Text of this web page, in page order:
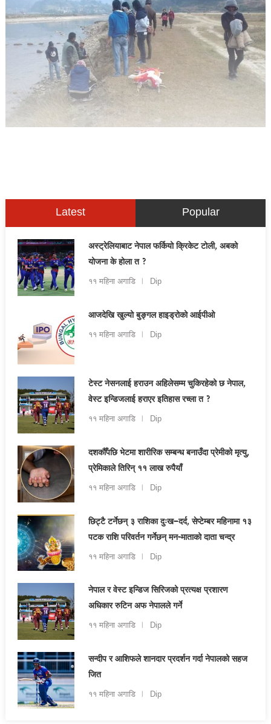
Latest Popular
अस्ट्रेलियाबाट नेपाल फर्कियो क्रिकेट टोली, अबको
योजना के होला त ?
११ महिना अगाडि Dip
आजदेखि खुल्यो बुङ्गल हाइड्रोको आईपीओ
११ महिना अगाडि Dip
टेस्ट नेसनलाई हराउन अहिलेसम्म चुकिरहेको छ नेपाल,
वेस्ट इन्डिजलाई हराएर इतिहास रच्ला त ?
११ महिना अगाडि Dip
दशकौँपछि भेटमा शारीरिक सम्बन्ध बनाउँदा प्रेमीको मृत्यु,
प्रेमिकाले तिरिन् ११ लाख रुपैयाँ
११ महिना अगाडि Dip
छिट्टै टर्नेछन् ३ राशिका दुःख–दर्द, सेप्टेम्बर महिनामा १३
पटक राशि परिवर्तन गर्नेछन् मन-माताको दाता चन्द्र
११ महिना अगाडि Dip
नेपाल र वेस्ट इन्डिज सिरिजको प्रत्यक्ष प्रशारण
अधिकार रुटिन अफ नेपालले गर्ने
११ महिना अगाडि Dip
सन्दीप र आशिफले शानदार प्रदर्शन गर्दा नेपालको सहज
जित
११ महिना अगाडि Dip